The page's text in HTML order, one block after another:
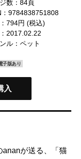
数：84頁
：9784838751808
794円 (税込)
2017.02.22
ル：ペット
子版あり
入
ananが送る、「猫